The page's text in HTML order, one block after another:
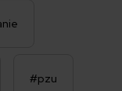
#pzu